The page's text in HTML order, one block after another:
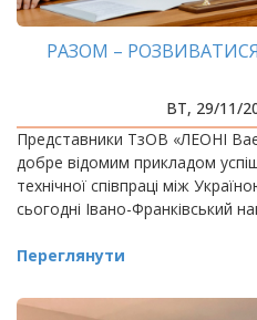
РАЗОМ –
ВТ, 29/11/
Представники ТзОВ «ЛЕОНІ
добре відомим прикладом
технічної співпраці між
сьогодні Івано-Франківський
Переглянути